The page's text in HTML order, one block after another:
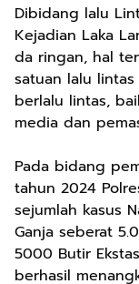
Dibidang lalu
Kejadian Laka
da ringan, hal
satuan lalu
berlalu lintas,
media dan
Pada bidang
tahun 2024
sejumlah kasus
Ganja seberat
5000 Butir
berhasil